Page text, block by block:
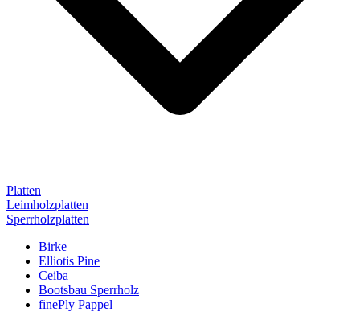
Platten
Leimholzplatten
Sperrholzplatten
Birke
Elliotis Pine
Ceiba
Bootsbau Sperrholz
finePly Pappel